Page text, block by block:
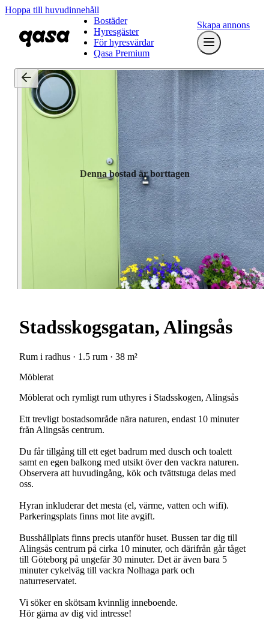
Hoppa till huvudinnehåll
Bostäder
Hyresgäster
För hyresvärdar
Qasa Premium
Skapa annons
Denna bostad är borttagen
Stadsskogsgatan, Alingsås
Rum i radhus · 1.5 rum · 38 m²
Möblerat
Möblerat och rymligt rum uthyres i Stadsskogen, Alingsås
Ett trevligt bostadsområde nära naturen, endast 10 minuter
från Alingsås centrum.
Du får tillgång till ett eget badrum med dusch och toalett
samt en egen balkong med utsikt över den vackra naturen.
Observera att huvudingång, kök och tvättstuga delas med
oss.
Hyran inkluderar det mesta (el, värme, vatten och wifi).
Parkeringsplats finns mot lite avgift.
Busshållplats finns precis utanför huset. Bussen tar dig till
Alingsås centrum på cirka 10 minuter, och därifrån går tåget
till Göteborg på ungefär 30 minuter. Det är även bara 5
minuter cykelväg till vackra Nolhaga park och
naturreservatet.
Vi söker en skötsam kvinnlig inneboende.
Hör gärna av dig vid intresse!